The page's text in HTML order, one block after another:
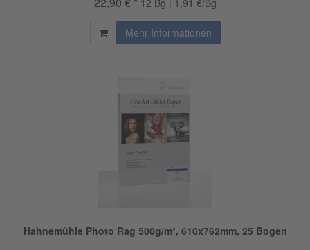
12 Bg | 1,91 €/Bg
Mehr Informationen
Hahnemühle Photo Rag 500g/m², 610x762mm, 25 Bogen